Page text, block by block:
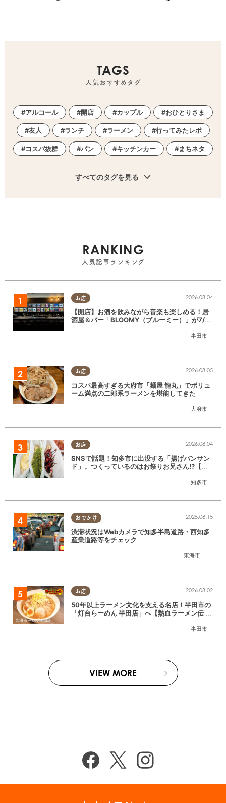
TAGS
人気おすすめタグ
アルコール 開店 カップル おひとりさま
友人 ランチ ラーメン 行ってみたレポ
コスパ抜群 パン キッチンカー まちネタ
すべてのタグを見る
RANKING
人気記事ランキング
お店
半田市
2026.08.04
【開店】お酒を飲みながら音楽も楽しめる！居
酒屋＆バー「BLOOMY（ブルーミー）」が7/3
お店
大府市
2026.08.05
コスパ最高すぎる大府市「麺屋 龍丸」でボリュ
ーム満点の二郎系ラーメンを堪能してきた
お店
知多市
2026.08.04
SNSで話題！知多市に出没する「揚げパンサン
ド」。つくっているのはお祭りお兄さん!?【ち
おでかけ
東海市
,大府市
2025.08.15
渋滞状況はWebカメラで知多半島道路・西知多
産業道路等をチェック
お店
半田市
2026.08.02
50年以上ラーメン文化を支える名店！半田市の
「灯台らーめん 半田店」へ【熱血ラーメン伝 8
VIEW MORE